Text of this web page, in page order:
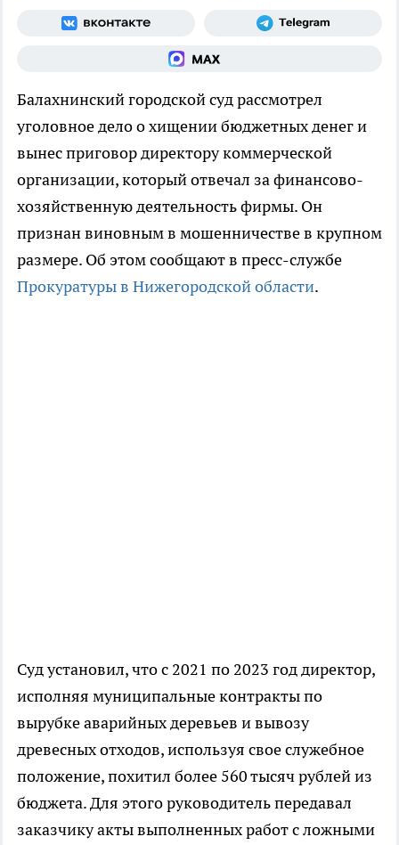
Балахнинский городской суд рассмотрел
уголовное дело о хищении бюджетных денег и
вынес приговор директору коммерческой
организации, который отвечал за финансово-
хозяйственную деятельность фирмы. Он
признан виновным в мошенничестве в крупном
размере. Об этом сообщают в пресс-службе
Прокуратуры в Нижегородской области.
Суд установил, что с 2021 по 2023 год директор,
исполняя муниципальные контракты по
вырубке аварийных деревьев и вывозу
древесных отходов, используя свое служебное
положение, похитил более 560 тысяч рублей из
бюджета. Для этого руководитель передавал
заказчику акты выполненных работ с ложными